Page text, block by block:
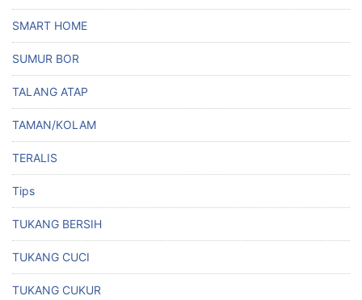
SMART HOME
SUMUR BOR
TALANG ATAP
TAMAN/KOLAM
TERALIS
Tips
TUKANG BERSIH
TUKANG CUCI
TUKANG CUKUR